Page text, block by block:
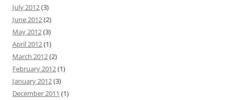
July 2012(3)
June 2012(2)
May 2012(3)
April 2012(1)
March 2012(2)
February 2012(1)
January 2012(3)
December 2011 (1)